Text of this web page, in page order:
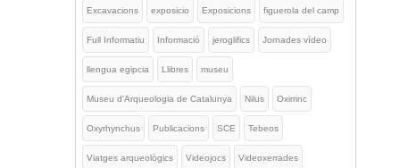
Excavacions exposicio Exposicions figuerola del camp
Full Informatiu Informació jeroglifics Jornades vídeo
llengua egipcia Llibres museu
Museu d'Arqueologia de Catalunya Nilus Oxirrinc
Oxyrhynchus Publicacions SCE Tebeos
Viatges arqueològics Videojocs Videoxerrades